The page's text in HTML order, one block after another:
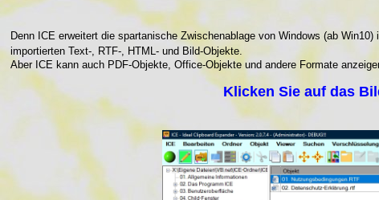
Denn ICE erweitert die spartanische Zwischenablage von Windows (ab
importierten Text-, RTF-, HTML- und Bild-Objekte.
Aber ICE kann auch PDF-Objekte, Office-Objekte und andere Formate
Klicken Sie auf das